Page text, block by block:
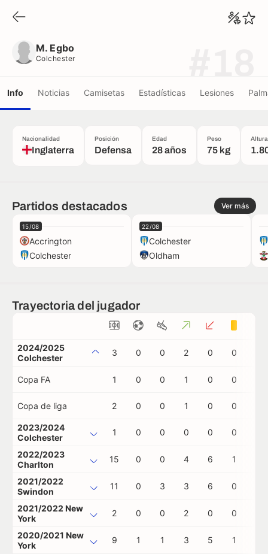
M. Egbo
Colchester
Info Noticias Camisetas Estadísticas Lesiones
Nacionalidad
Inglaterra
Posición
Defensa
Edad
28 años
Peso
75 kg
Altura
Partidos destacados Ver más
15/08
Accrington
Colchester
22/08
Colchester
Oldham
Trayectoria del jugador
2024/2025
Colchester
3 0 0 2 0 0
Copa FA 1 0 0 1 0 0
Copa de liga 2 0 0 1 0 0
2023/2024
Colchester
1 0 0 0 0 0
2022/2023
Charlton
15 0 0 4 6 1
2021/2022
Swindon
11 0 3 3 6 0
2021/2022 New
York
2 0 0 2 0 0
2020/2021 New
York
9 1 1 3 5 1